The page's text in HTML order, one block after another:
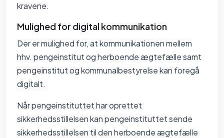
kravene.
Mulighed for digital kommunikation
Der er mulighed for, at kommunikationen mellem
hhv. pengeinstitut og herboende ægtefælle samt
pengeinstitut og kommunalbestyrelse kan foregå
digitalt.
Når pengeinstituttet har oprettet
sikkerhedsstillelsen kan pengeinstituttet sende
sikkerhedsstillelsen til den herboende ægtefælle